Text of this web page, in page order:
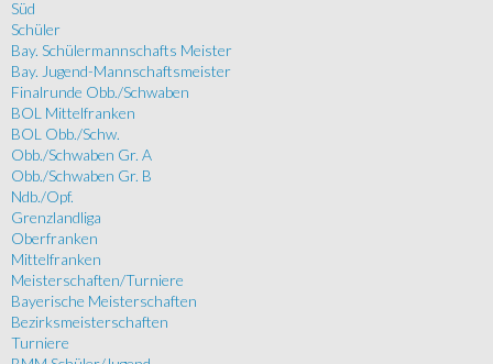
Süd
Schüler
Bay. Schülermannschafts Meister
Bay. Jugend-Mannschaftsmeister
Finalrunde Obb./Schwaben
BOL Mittelfranken
BOL Obb./Schw.
Obb./Schwaben Gr. A
Obb./Schwaben Gr. B
Ndb./Opf.
Grenzlandliga
Oberfranken
Mittelfranken
Meisterschaften/Turniere
Bayerische Meisterschaften
Bezirksmeisterschaften
Turniere